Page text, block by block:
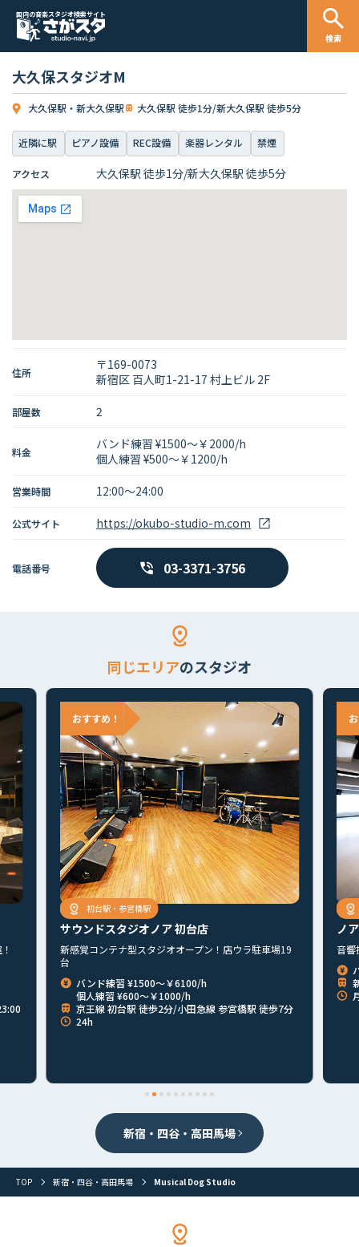
国内の音楽スタジオ検索サイト
検索
首都圏 北海道 東北 北関東 甲信越 東海
関西
麻布・三田・田町 新宿・四谷・高田馬場
大久保スタジオM
大久保駅・新大久保駅 大久保駅 徒歩1分/新大久保駅 徒歩5分
近隣に駅 ピアノ設備 REC設備 楽器レンタル 禁煙
アクセス 大久保駅 徒歩1分/新大久保駅 徒歩5分
住所
〒169-0073
新宿区 百人町1-21-17 村上ビル 2F
部屋数 2
料金
バンド練習 ¥1500～￥2000/h
個人練習 ¥500～￥1200/h
営業時間 12:00～24:00
公式サイト https://okubo-studio-m.com
電話番号 03-3371-3756
同じエリアのスタジオ
初台駅・参宮橋駅
サウンドスタジオノア 初台店
新感覚コンテナ型スタジオオープン！店ウラ駐車場19
バンド練習 ¥1500～￥6100/h
個人練習 ¥600～￥1000/h
京王線 初台駅 徒歩2分/小田急線 参宮橋駅 徒歩7分
ノアスタジ
音響抜群の広々
バンド練習
新宿駅西口
月 9:00-
新宿・四谷・高田馬場
TOP 新宿・四谷・高田馬場 Musical Dog Studio